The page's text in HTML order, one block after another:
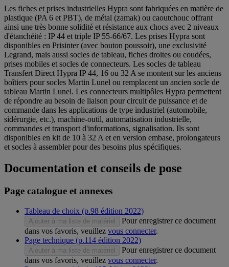
Les fiches et prises industrielles Hypra sont fabriquées en matière de
plastique (PA 6 et PBT), de métal (zamak) ou caoutchouc offrant
ainsi une très bonne solidité et résistance aux chocs avec 2 niveaux
d'étanchéité : IP 44 et triple IP 55-66/67. Les prises Hypra sont
disponibles en Prisinter (avec bouton poussoir), une exclusivité
Legrand, mais aussi socles de tableau, fiches droites ou coudées,
prises mobiles et socles de connecteurs. Les socles de tableau
Transfert Direct Hypra IP 44, 16 ou 32 A se montent sur les anciens
boîtiers pour socles Martin Lunel ou remplacent un ancien socle de
tableau Martin Lunel. Les connecteurs multipôles Hypra permettent
de répondre au besoin de liaison pour circuit de puissance et de
commande dans les applications de type industriel (automobile,
sidérurgie, etc.), machine-outil, automatisation industrielle,
commandes et transport d'informations, signalisation. Ils sont
disponibles en kit de 10 à 32 A et en version embase, prolongateurs
et socles à assembler pour des besoins plus spécifiques.
Documentation et conseils de pose
Page catalogue et annexes
Tableau de choix (p.98 édition 2022)
Ajouter à ma liste de matériel
Pour enregistrer ce document
dans vos favoris, veuillez vous connecter.
Page technique (p.114 édition 2022)
Ajouter à ma liste de matériel
Pour enregistrer ce document
dans vos favoris, veuillez vous connecter.